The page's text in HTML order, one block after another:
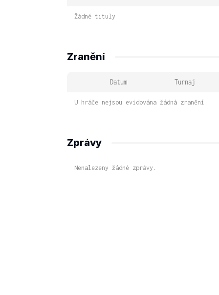
Žádné tituly
Zranění
Datum Turnaj
U hráče nejsou evidována žádná zranění.
Zprávy
Nenalezeny žádné zprávy.